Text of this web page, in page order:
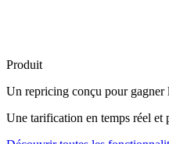
Produit
Un repricing conçu pour
Une tarification en temps réel et